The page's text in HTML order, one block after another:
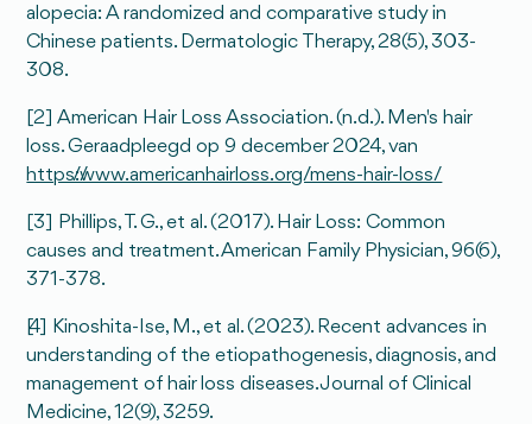
alopecia: A randomized and comparative study in
Chinese patients. Dermatologic Therapy, 28(5), 303-
308.
[2] American Hair Loss Association. (n.d.). Men's hair
loss. Geraadpleegd op 9 december 2024, van
https://www.americanhairloss.org/mens-hair-loss/
[3] Phillips, T. G., et al. (2017). Hair Loss: Common
causes and treatment. American Family Physician, 96(6),
371-378.
[4] Kinoshita-Ise, M., et al. (2023). Recent advances in
understanding of the etiopathogenesis, diagnosis, and
management of hair loss diseases. Journal of Clinical
Medicine, 12(9), 3259.